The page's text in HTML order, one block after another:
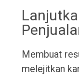
Membuat
melejitkan